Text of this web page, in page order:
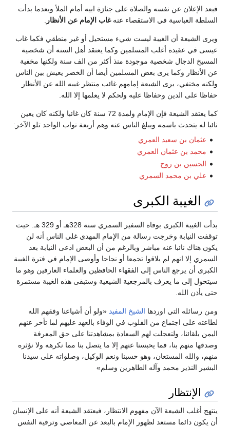
فبعد الإعلان عن نفسه والصلاة على جنازة ابيه أمام الملأ وبعدما بدأت
السلطة العباسية في الاستقصاء عنهغاب الإمام عن الأنظار
ويرى الشيعة أن الغيبة ليست شيء مستحيل أو غير منطقي فكما غاب
عيسى في عقيدة أغلب المسلمين وكما يعتقد أهل السنة أن شخصية
المسيخ الدجال شخصية موجودة منذ أكثر من الف سنة ولكنها مخفية
عن الأنظار وكما يرى بعض المسلمين أيضا أن الخضر يعيش بين الناس
ولكنه مختفي، يرى الشيعة إمامهم غائب منتظر غيبه الله عن الأنظار
حفاظا على الدين وحفاظا عليه ولحكم لا يعلمها إلا الله.
كما يعتقد الشيعة فإن الإمام ولمدة 72 سنة كان غائبا ولكنه كان يعين
نائبا له يتحدث باسمه ويبلغ الناس عنه وهم أربعة نواب الواحد تلو الآخر:
عثمان بن سعيد العمري
محمد بن عثمان العمري
الحسين بن روح
علي بن محمد السمري
الغيبة الكبرى
بدأت الغيبة الكبرى بوفاة السفير السمري سنة 328هـ أو 329 هـ. حيث
توقفت النيابة وخرجت رسالة من الإمام المهدي غلى الناس أنه لن
يكون هناك نائبا عنه مباشر وبالرغم من أن البعض ادعى النيابة بعد
السمري إلا انهم لم يلاقوا تجمعا أو نجاحا وأوصى الإمام في فترة الغيبة
الكبرى أن يرجع الناس إلى الفقهاء الحافظين والعلماء العارفين وهو ما
سيتحول إلى ما يعرف بالمرجعية الشيعية وستبقى هذه الغيبة مستمرة
حتى يأذن الله.
ومن رسائله التي اوردها الشيخ المفيد «ولو أن أشياعنا وفقهم الله
لطاعته على اجتماع من القلوب في الوفاء بالعهد عليهم لما تأخر عنهم
اليمن بلقائنا، ولتعجلت لهم السعادة بمشاهدتنا على حق المعرفة
وصدقها منهم بنا، فما يحبسنا عنهم إلا ما يتصل بنا مما نكرهه ولا نؤثره
منهم، والله المستعان، وهو حسبنا ونعم الوكيل، وصلواته على سيدنا
البشير النذير محمد وآله الطاهرين وسلم»
الإنتظار
ينتهج أغلب الشيعة الآن مفهوم الانتظار، فيعتقد الشيعة أنه على الإنسان
أن يكون دائما مستعد لظهور الإمام بالبعد عن المعاصي وترقية النفس